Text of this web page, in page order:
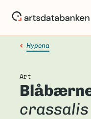
Hypena
Art
crassalis